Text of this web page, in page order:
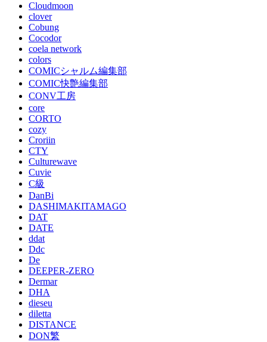
Cloudmoon
clover
Cobung
Cocodor
coela network
colors
COMICシャルム編集部
COMIC快艶編集部
CONV工房
core
CORTO
cozy
Croriin
CTY
Culturewave
Cuvie
C級
DanBi
DASHIMAKITAMAGO
DAT
DATE
ddat
Ddc
De
DEEPER-ZERO
Dermar
DHA
dieseu
diletta
DISTANCE
DON繁